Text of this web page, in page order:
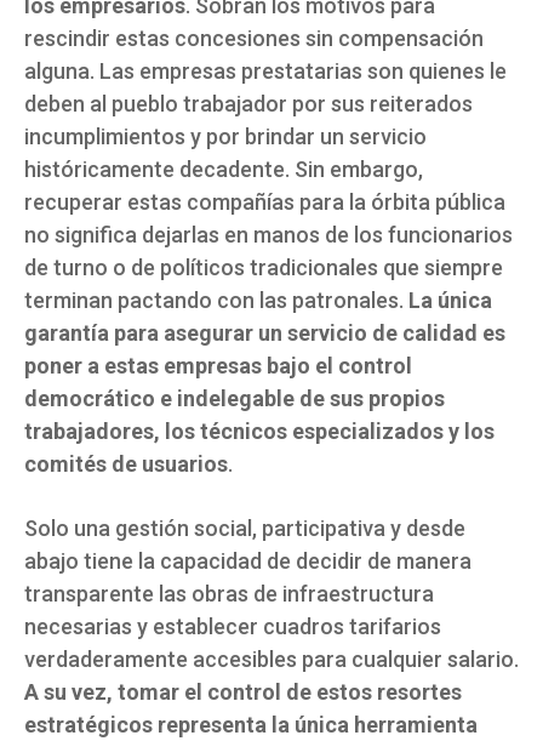
los empresarios. Sobran los motivos para
rescindir estas concesiones sin compensación
alguna. Las empresas prestatarias son quienes le
deben al pueblo trabajador por sus reiterados
incumplimientos y por brindar un servicio
históricamente decadente. Sin embargo,
recuperar estas compañías para la órbita pública
no significa dejarlas en manos de los funcionarios
de turno o de políticos tradicionales que siempre
terminan pactando con las patronales. La única
garantía para asegurar un servicio de calidad es
poner a estas empresas bajo el control
democrático e indelegable de sus propios
trabajadores, los técnicos especializados y los
comités de usuarios.
Solo una gestión social, participativa y desde
abajo tiene la capacidad de decidir de manera
transparente las obras de infraestructura
necesarias y establecer cuadros tarifarios
verdaderamente accesibles para cualquier salario.
A su vez, tomar el control de estos resortes
estratégicos representa la única herramienta